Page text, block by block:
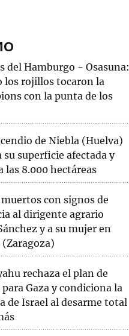
del Hamburgo - Osasuna:
los rojillos tocaron la
con la punta de los
de Niebla (Huelva)
su superficie afectada y
las 8.000 hectáreas
con signos de
al dirigente agrario
y a su mujer en
rechaza el plan de
Gaza y condiciona la
de Israel al desarme total